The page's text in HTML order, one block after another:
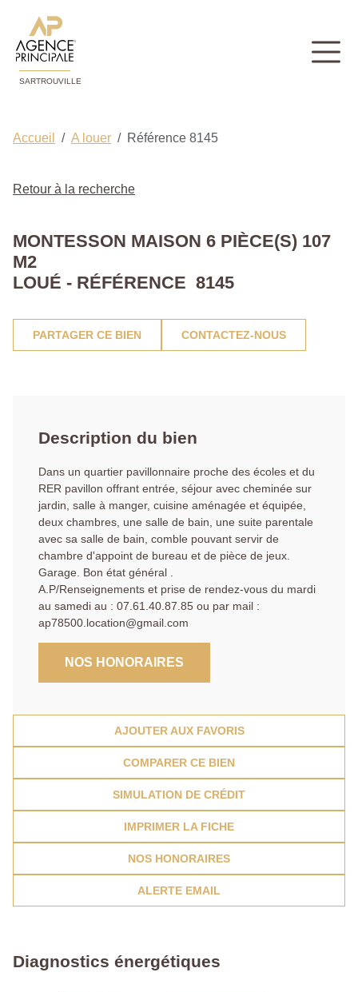
SARTROUVILLE
Accueil A louer Référence 8145
Retour à la recherche
MONTESSON MAISON 6 PIÈCE(S) 107
M2
LOUÉ - RÉFÉRENCE 8145
PARTAGER CE BIEN CONTACTEZ-NOUS
Description du bien
Dans un quartier pavillonnaire proche des écoles et du
RER pavillon offrant entrée, séjour avec cheminée sur
jardin, salle à manger, cuisine aménagée et équipée,
deux chambres, une salle de bain, une suite parentale
avec sa salle de bain, comble pouvant servir de
chambre d'appoint de bureau et de pièce de jeux.
Garage. Bon état général .
A.P/Renseignements et prise de rendez-vous du mardi
au samedi au : 07.61.40.87.85 ou par mail :
ap78500.location@gmail.com
NOS HONORAIRES
AJOUTER AUX FAVORIS
COMPARER CE BIEN
SIMULATION DE CRÉDIT
IMPRIMER LA FICHE
NOS HONORAIRES
ALERTE EMAIL
Diagnostics énergétiques